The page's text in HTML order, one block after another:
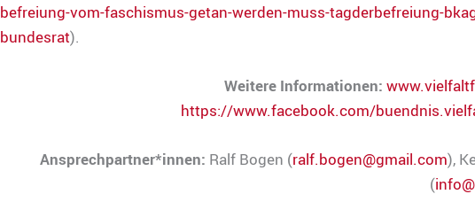
befreiung-vom-faschismus-getan-werden-muss-tagderbefreiung-
bundesrat).
Weitere Informationen:
https://www.facebook.com/
Ansprechpartner*innen: Ralf Bogen (ralf.bogen@gmail.com),
(